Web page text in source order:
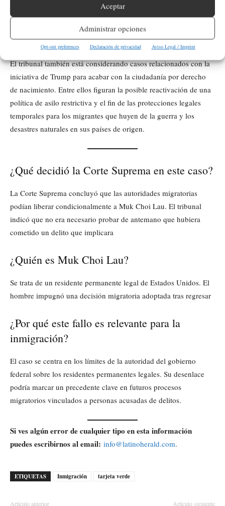
Aceptar
Administrar opciones
Opt-out preferences Declaración de privacidad Aviso Legal / Imprint
Otros casos migratorios pendientes
ante la Corte Suprema
El tribunal también está considerando casos relacionados con la
iniciativa de Trump para acabar con la ciudadanía por derecho
de nacimiento. Entre ellos figuran la posible reactivación de una
política de asilo restrictiva y el fin de las protecciones legales
temporales para los migrantes que huyen de la guerra y los
desastres naturales en sus países de origen.
¿Qué decidió la Corte Suprema en este caso?
La Corte Suprema concluyó que las autoridades migratorias
podían liberar condicionalmente a Muk Choi Lau. El tribunal
indicó que no era necesario probar de antemano que hubiera
cometido un delito que implicara
¿Quién es Muk Choi Lau?
Se trata de un residente permanente legal de Estados Unidos. El
hombre impugnó una decisión migratoria adoptada tras regresar
¿Por qué este fallo es relevante para la
inmigración?
El caso se centra en los límites de la autoridad del gobierno
federal sobre los residentes permanentes legales. Su desenlace
podría marcar un precedente clave en futuros procesos
migratorios vinculados a personas acusadas de delitos.
Si ves algún error de cualquier tipo en esta información
puedes escribirnos al email: info@latinoherald.com.
ETIQUETAS Inmigración tarjeta verde
Artículo anterior Artículo siguiente